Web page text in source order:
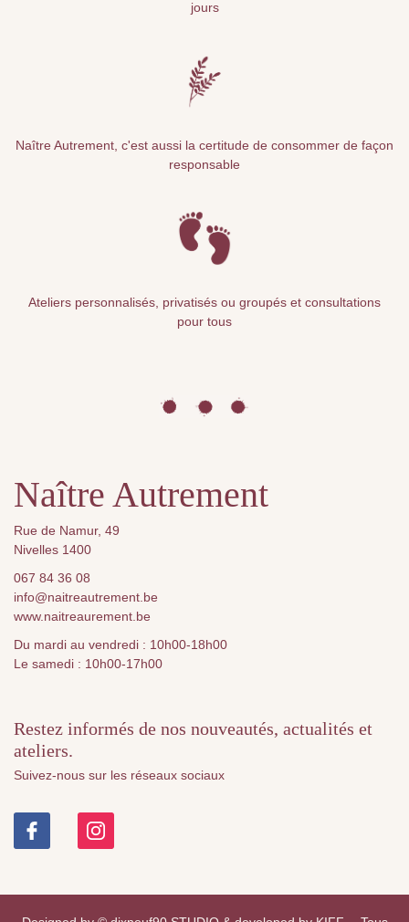
jours
Naître Autrement, c'est aussi la certitude de consommer de façon
responsable
Ateliers personnalisés, privatisés ou groupés et consultations
pour tous
Naître Autrement
Rue de Namur, 49
Nivelles 1400
067 84 36 08
info@naitreautrement.be
www.naitreaurement.be
Du mardi au vendredi : 10h00-18h00
Le samedi : 10h00-17h00
Restez informés de nos nouveautés, actualités et
ateliers.
Suivez-nous sur les réseaux sociaux